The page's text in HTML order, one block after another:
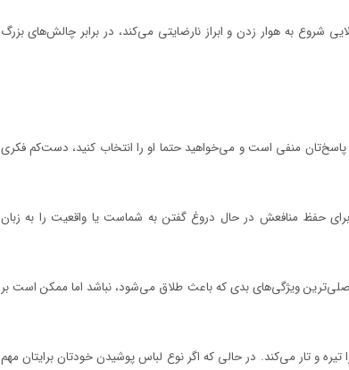
شروع به هوار زدن و ابراز نارضایتی می‌کند، در برابر چالش‌های بزرگ
پاسخ‌تان منفی است و می‌خواهید حتما او را انتخاب کنید، دست‌کم فکری
حفظ منافعش در حال دروغ گفتن به شماست یا واقعیت را به زبان
اصلی‌ترین ویژگی‌های بدی که باعث طلاق می‌شود، نباشد اما ممکن است بر
و تار می‌کند. در حالی که اگر نوع لباس پوشیدن خودتان برایتان مهم